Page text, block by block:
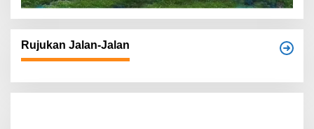
Rujukan Jalan-Jalan